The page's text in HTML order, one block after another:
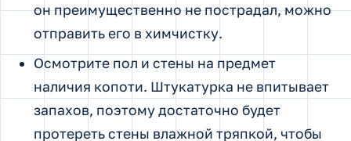
он преимущественно не пострадал, можно
отправить его в химчистку.
Осмотрите пол и стены на предмет
наличия копоти. Штукатурка не впитывает
запахов, поэтому достаточно будет
протереть стены влажной тряпкой, чтобы